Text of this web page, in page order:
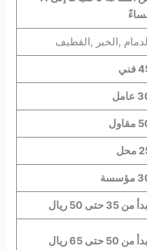
,الخبر ,القطيف
من 35 حتى 50 ريال
من 50 حتى 65 ريال